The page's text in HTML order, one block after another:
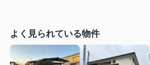
よく見られている物件